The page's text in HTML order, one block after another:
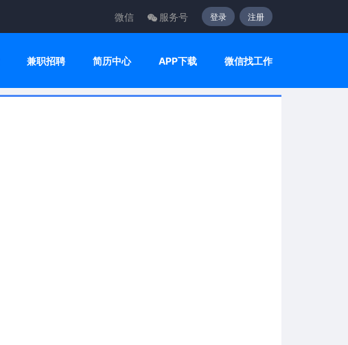
微信 服务号 登录 注册
兼职招聘 简历中心 APP下载 微信找工作